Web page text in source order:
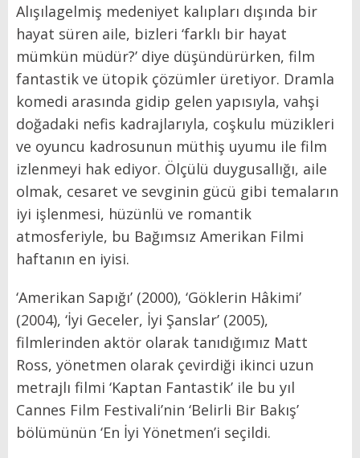
Alışılagelmiş medeniyet kalıpları dışında bir
hayat süren aile, bizleri ‘farklı bir hayat
mümkün müdür?’ diye düşündürürken, film
fantastik ve ütopik çözümler üretiyor. Dramla
komedi arasında gidip gelen yapısıyla, vahşi
doğadaki nefis kadrajlarıyla, coşkulu müzikleri
ve oyuncu kadrosunun müthiş uyumu ile film
izlenmeyi hak ediyor. Ölçülü duygusallığı, aile
olmak, cesaret ve sevginin gücü gibi temaların
iyi işlenmesi, hüzünlü ve romantik
atmosferiyle, bu Bağımsız Amerikan Filmi
haftanın en iyisi.
‘Amerikan Sapığı’ (2000), ‘Göklerin Hâkimi’
(2004), ‘İyi Geceler, İyi Şanslar’ (2005),
filmlerinden aktör olarak tanıdığımız Matt
Ross, yönetmen olarak çevirdiği ikinci uzun
metrajlı filmi ‘Kaptan Fantastik’ ile bu yıl
Cannes Film Festivali’nin ‘Belirli Bir Bakış’
bölümünün ‘En İyi Yönetmen’i seçildi.